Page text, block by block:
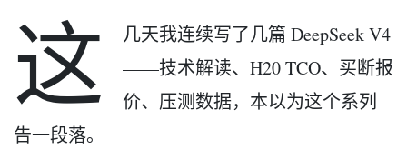
这
几天我连续写了几篇 DeepSeek V4
——技术解读、H20 TCO、买断报
价、压测数据，本以为这个系列
告一段落。